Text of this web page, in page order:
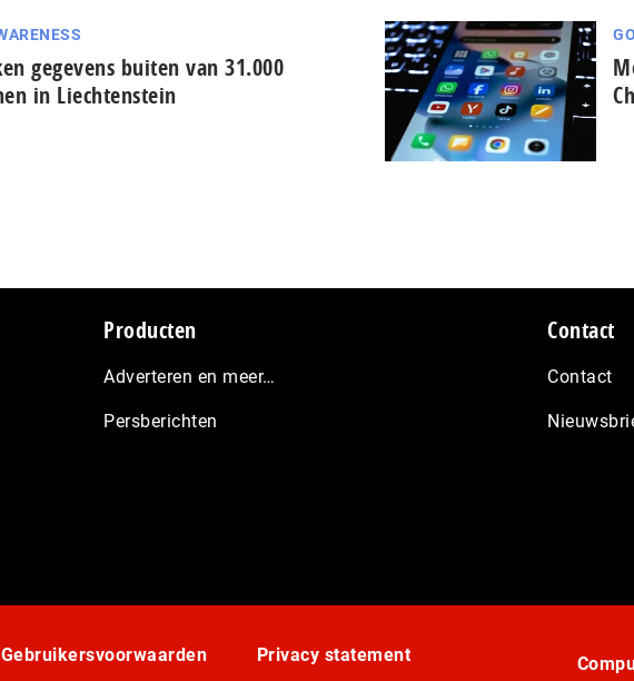
gegevens buiten van 31.000
in Liechtenstein
Producten
Adverteren en meer…
Persberichten
Contact
Contact
Gebruikersvoorwaarden Privacy statement